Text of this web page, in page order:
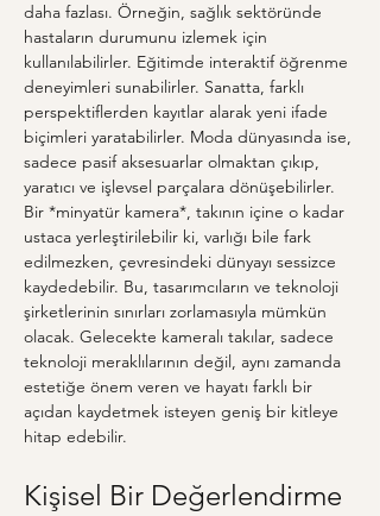
daha fazlası. Örneğin, sağlık sektöründe
hastaların durumunu izlemek için
kullanılabilirler. Eğitimde interaktif öğrenme
deneyimleri sunabilirler. Sanatta, farklı
perspektiflerden kayıtlar alarak yeni ifade
biçimleri yaratabilirler. Moda dünyasında ise,
sadece pasif aksesuarlar olmaktan çıkıp,
yaratıcı ve işlevsel parçalara dönüşebilirler.
Bir *minyatür kamera*, takının içine o kadar
ustaca yerleştirilebilir ki, varlığı bile fark
edilmezken, çevresindeki dünyayı sessizce
kaydedebilir. Bu, tasarımcıların ve teknoloji
şirketlerinin sınırları zorlamasıyla mümkün
olacak. Gelecekte kameralı takılar, sadece
teknoloji meraklılarının değil, aynı zamanda
estetiğe önem veren ve hayatı farklı bir
açıdan kaydetmek isteyen geniş bir kitleye
hitap edebilir.
Kişisel Bir Değerlendirme